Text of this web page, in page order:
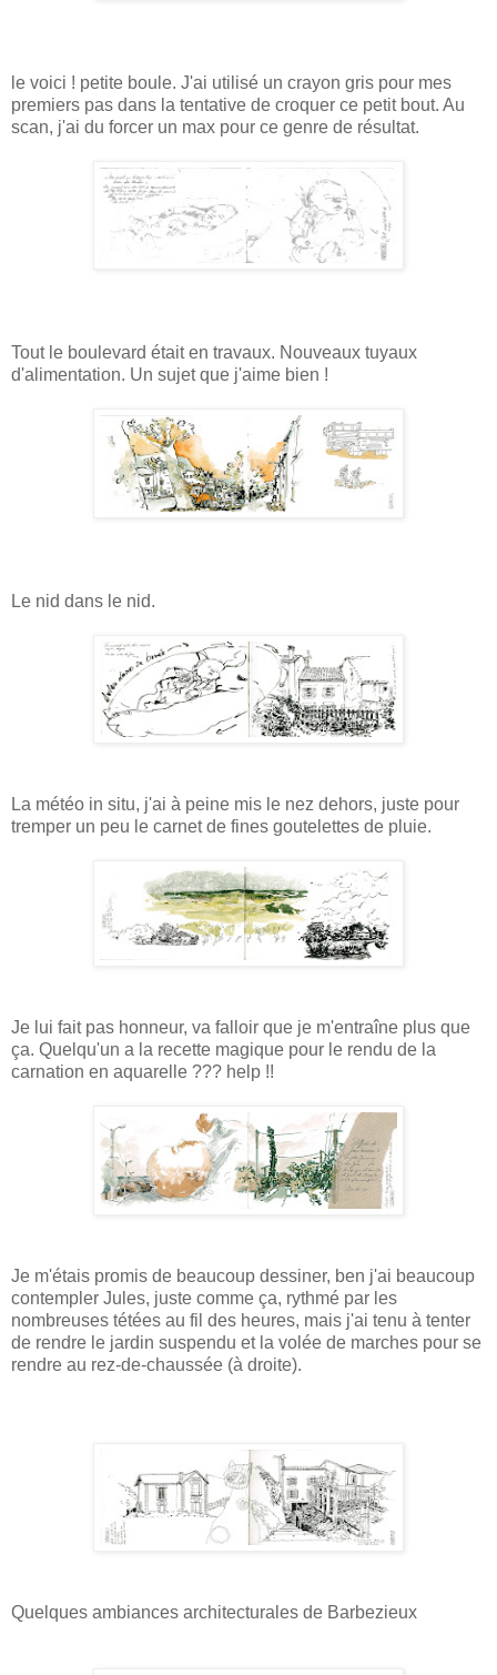
le voici ! petite boule. J'ai utilisé un crayon gris pour mes
premiers pas dans la tentative de croquer ce petit bout. Au
scan, j'ai du forcer un max pour ce genre de résultat.
Tout le boulevard était en travaux. Nouveaux tuyaux
d'alimentation. Un sujet que j'aime bien !
Le nid dans le nid.
La météo in situ, j'ai à peine mis le nez dehors, juste pour
tremper un peu le carnet de fines goutelettes de pluie.
Je lui fait pas honneur, va falloir que je m'entraîne plus que
ça. Quelqu'un a la recette magique pour le rendu de la
carnation en aquarelle ??? help !!
Je m'étais promis de beaucoup dessiner, ben j'ai beaucoup
contempler Jules, juste comme ça, rythmé par les
nombreuses tétées au fil des heures, mais j'ai tenu à tenter
de rendre le jardin suspendu et la volée de marches pour se
rendre au rez-de-chaussée (à droite).
Quelques ambiances architecturales de Barbezieux